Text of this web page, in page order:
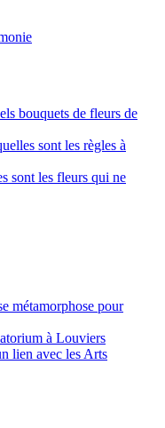
bouquets de fleurs de
sont les règles à
sont les fleurs qui ne
métamorphose pour
à Louviers
lien avec les Arts